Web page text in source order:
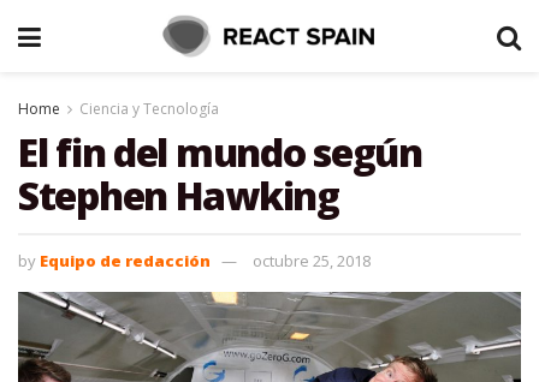
Home Ciencia y Tecnología
El fin del mundo según
Stephen Hawking
by Equipo de redacción octubre 25, 2018